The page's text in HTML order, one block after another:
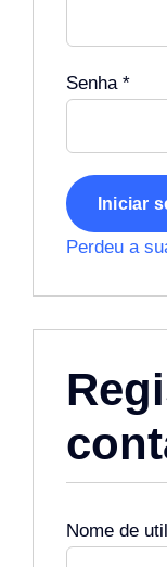
Senha *
Iniciar
Perdeu a
Nome de